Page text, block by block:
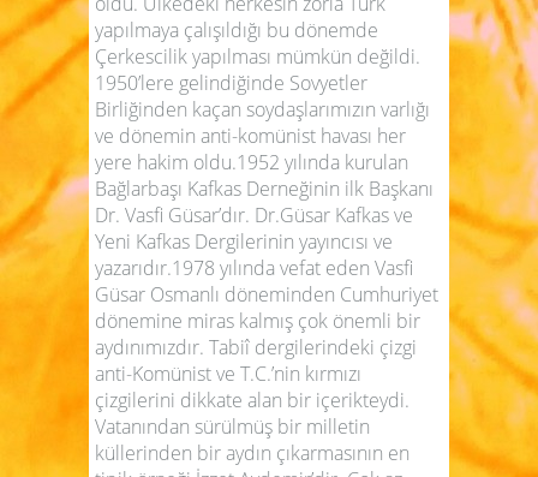
yapılmaya çalışıldığı bu dönemde
Çerkescilik yapılması mümkün değildi.
1950’lere gelindiğinde Sovyetler
Birliğinden kaçan soydaşlarımızın varlığı
ve dönemin anti-komünist havası her
yere hakim oldu.1952 yılında kurulan
Bağlarbaşı Kafkas Derneğinin ilk Başkanı
Dr. Vasfi Güsar’dır. Dr.Güsar Kafkas ve
Yeni Kafkas Dergilerinin yayıncısı ve
yazarıdır.1978 yılında vefat eden Vasfi
Güsar Osmanlı döneminden Cumhuriyet
dönemine miras kalmış çok önemli bir
aydınımızdır. Tabiî dergilerindeki çizgi
anti-Komünist ve T.C.’nin kırmızı
çizgilerini dikkate alan bir içerikteydi.
Vatanından sürülmüş bir milletin
küllerinden bir aydın çıkarmasının en